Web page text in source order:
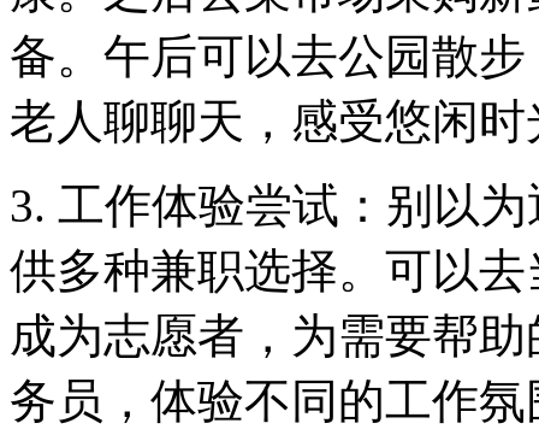
备。午后可以去公园散
老人聊聊天，感受悠闲时
3. 工作体验尝试：别以
供多种兼职选择。可以
成为志愿者，为需要帮
务员，体验不同的工作